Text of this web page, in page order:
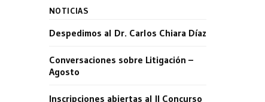
NOTICIAS
Despedimos al Dr. Carlos Chiara Díaz
Conversaciones sobre Litigación –
Agosto
Inscripciones abiertas al II Concurso